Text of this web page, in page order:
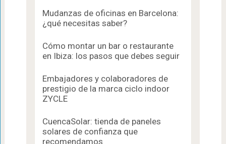
Mudanzas de oficinas en Barcelona:
¿qué necesitas saber?
Cómo montar un bar o restaurante
en Ibiza: los pasos que debes seguir
Embajadores y colaboradores de
prestigio de la marca ciclo indoor
ZYCLE
CuencaSolar: tienda de paneles
solares de confianza que
recomendamos